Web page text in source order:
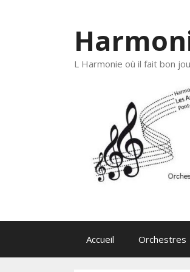
L Harmonie où il fait bon
Accueil Orchestres